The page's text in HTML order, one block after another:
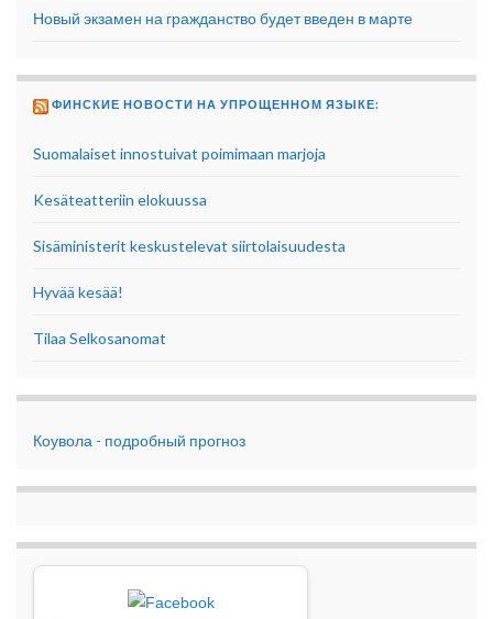
Новый экзамен на гражданство будет введен в марте
ФИНСКИЕ НОВОСТИ НА УПРОЩЕННОМ ЯЗЫКЕ:
Suomalaiset innostuivat poimimaan marjoja
Kesäteatteriin elokuussa
Sisäministerit keskustelevat siirtolaisuudesta
Hyvää kesää!
Tilaa Selkosanomat
Коувола - подробный прогноз